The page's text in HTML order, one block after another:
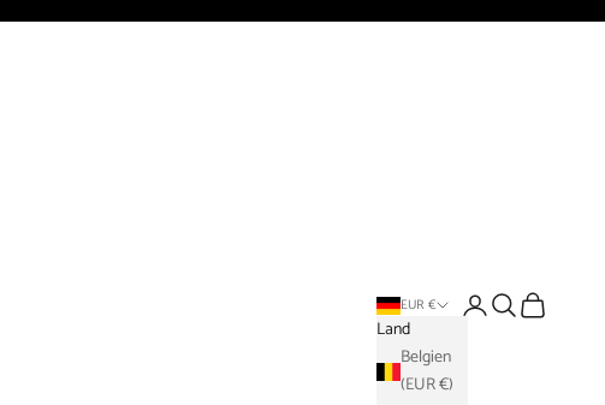
EUR €
Land
Belgien
(EUR €)
Anmelden
SuchenWarenkorb